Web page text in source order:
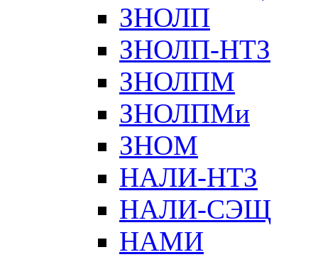
ЗНОЛП
ЗНОЛП-НТЗ
ЗНОЛПМ
ЗНОЛПМи
ЗНОМ
НАЛИ-НТЗ
НАЛИ-СЭЩ
НАМИ